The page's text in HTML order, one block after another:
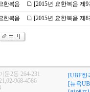
한복음 [2015년 요한복음 제
한복음 [2015년 요한복음 제
문2동 264-231
968-4586
[UBF한
[뉴욕